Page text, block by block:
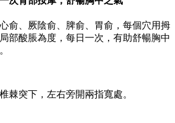
俞、厥陰俞、脾俞、胃俞，每個穴用拇
部酸脹為度，每日一次，有助舒暢胸中
棘突下，左右旁開兩指寬處。